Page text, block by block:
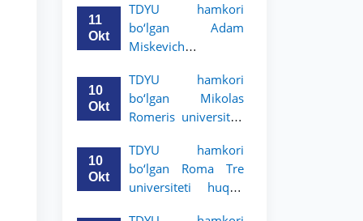
uchun akademik
mobillik dasturini
e’lon qildi
11
Okt
TDYU hamkori
bo‘lgan Adam
Miskevich
bosqich talabalari
uchun akademik
mobillik dasturini
10
Okt
TDYU hamkori
bo‘lgan Mikolas
Romeris universiteti
uchun akademik
mobillik dasturini
e’lon qildi
10
Okt
TDYU hamkori
bo‘lgan Roma Tre
universiteti huquq